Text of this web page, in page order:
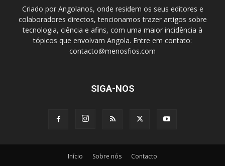
Criado por Angolanos, onde residem os seus editores e
colaboradores directos, tencionamos trazer artigos sobre
tecnologia, ciência e afins, com uma maior incidência à
tópicos que envolvam Angola. Entre em contato:
contacto@menosfios.com
SIGA-NOS
Início Sobre nós Contacto